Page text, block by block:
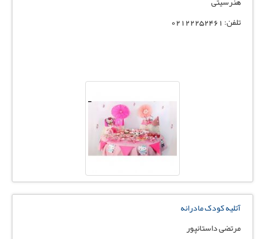
تلفن: 02122252461
آتلیه کودک مادرانه
مرتضی داستانپور